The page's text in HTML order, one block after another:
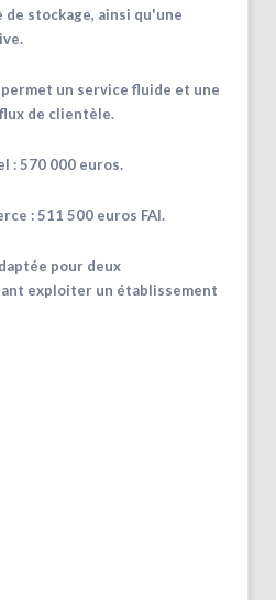
stockage, ainsi qu'une
un service fluide et une
de clientèle.
: 570 000 euros.
: 511 500 euros FAI.
pour deux
exploiter un établissement